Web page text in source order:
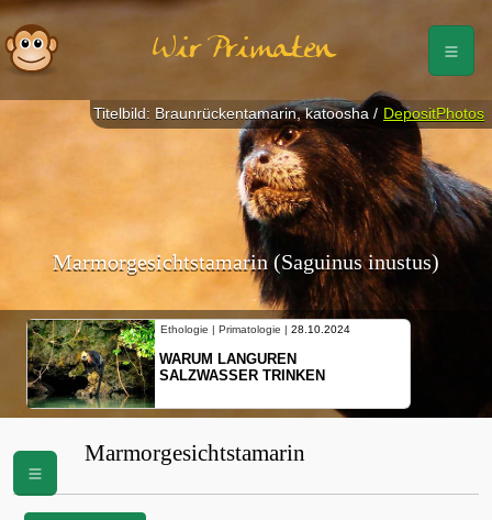
Wir Primaten
Marmorgesichtstamarin (Saguinus inustus)
Ethologie | Primatologie |28.10.2024
WARUM LANGUREN
SALZWASSER TRINKEN
Titelbild: Braunrückentamarin, katoosha / DepositPhotos
Marmorgesichtstamarin